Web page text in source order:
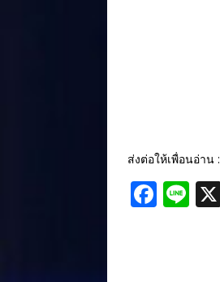
ส่งต่อให้เพื่อนอ่าน :
F Li